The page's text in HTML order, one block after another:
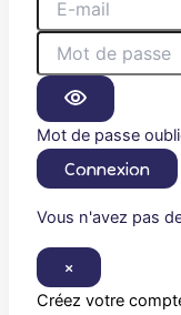
Mot de passe
Connexion
Vous n'avez pas
×
Créez votre